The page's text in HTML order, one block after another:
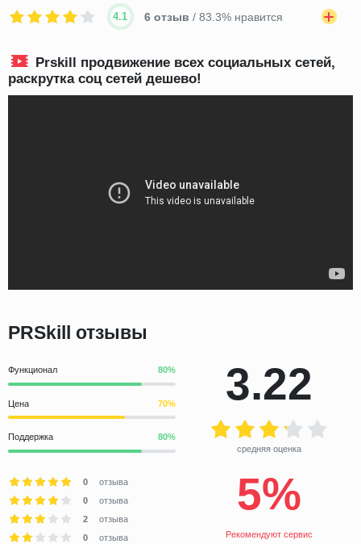
4.1 6 отзыв / 83.3% нравится
Prskill продвижение всех социальных сетей,
раскрутка соц сетей дешево!
PRSkill отзывы
Функционал
Цена
Поддержка
3.22
средняя оценка
0
отзыва
0
отзыва
2
отзыва
0
отзыва
5%
Рекомендуют сервис